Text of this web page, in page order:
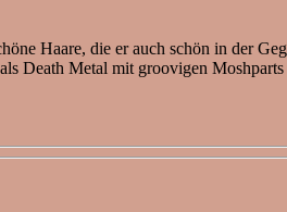
Haare, die er auch schön in der
Death Metal mit groovigen